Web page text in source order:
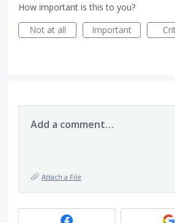
How important is this to you?
Not at all
Important
Add a comment…
Attach a File